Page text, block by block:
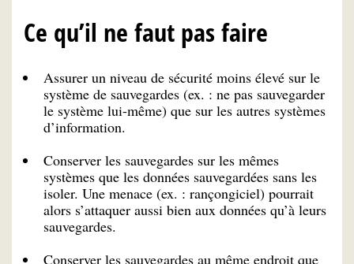
Ce qu’il ne faut pas faire
Assurer un niveau de sécurité moins élevé sur le
système de sauvegardes (ex. : ne pas sauvegarder
le système lui-même) que sur les autres systèmes
d’information.
Conserver les sauvegardes sur les mêmes
systèmes que les données sauvegardées sans les
isoler. Une menace (ex. : rançongiciel) pourrait
alors s’attaquer aussi bien aux données qu’à leurs
sauvegardes.
Conserver les sauvegardes au même endroit que